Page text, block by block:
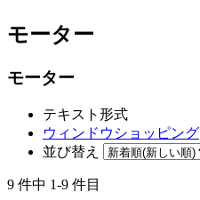
モーター
モーター
テキスト形式
ウィンドウショッピング
並び替え
9 件中 1-9 件目